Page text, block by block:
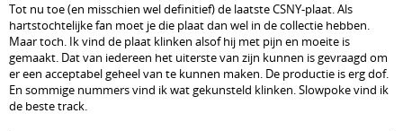
Tot nu toe (en misschien wel definitief) de laatste CSNY-plaat. Als
hartstochtelijke fan moet je die plaat dan wel in de collectie hebben.
Maar toch. Ik vind de plaat klinken alsof hij met pijn en moeite is
gemaakt. Dat van iedereen het uiterste van zijn kunnen is gevraagd om
er een acceptabel geheel van te kunnen maken. De productie is erg dof.
En sommige nummers vind ik wat gekunsteld klinken. Slowpoke vind ik
de beste track.